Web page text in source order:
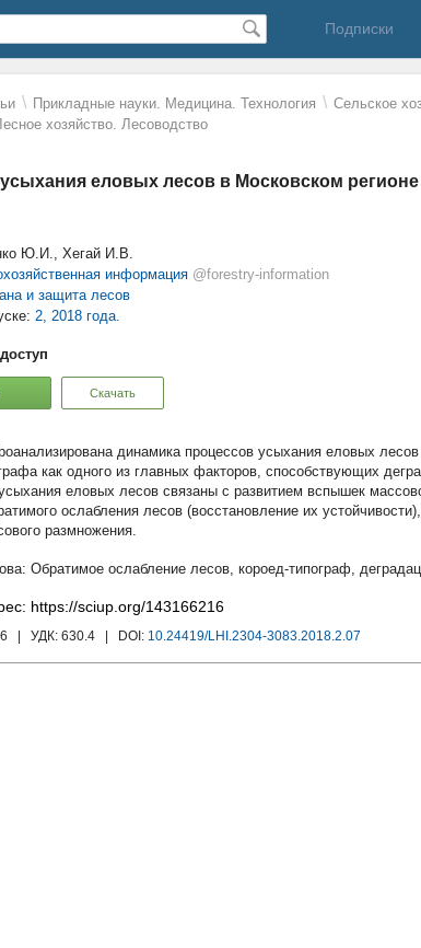
Подписки
\ Прикладные науки. Медицина. Технология \ Сельское
хозяйство. Лесоводство
еловых лесов в Московском регионе
Ю.И., Хегай И.В.
информация @forestry-information
и защита лесов
2, 2018 года.
Скачать
динамика процессов усыхания еловых
как одного из главных факторов, способствующих
еловых лесов связаны с развитием вспышек
ослабления лесов (восстановление их
размножения.
Обратимое ослабление лесов, короед-типограф,
https://sciup.org/143166216
| УДК: 630.4 | DOI: 10.24419/LHI.2304-3083.2018.2.07